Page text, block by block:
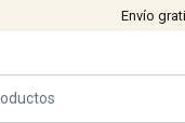
Envío